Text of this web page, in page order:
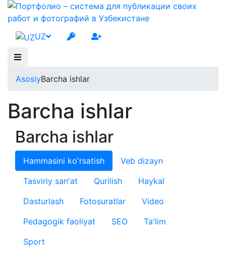
UZ
AsosiyBarcha ishlar
Barcha ishlar
Barcha ishlar
Hammasini ko'rsatish
Veb dizayn
Tasviriy san'at
Qurilish
Haykal
Dasturlash
Fotosuratlar
Video
Pedagogik faoliyat
SEO
Ta'lim
Sport